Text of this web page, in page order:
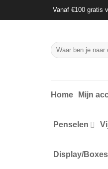
naar
Vanaf €100 gratis
Zoeken
naar:
Home Mijn
Penselen
Display/